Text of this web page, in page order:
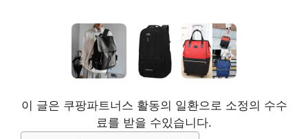
이 글은 쿠팡파트너스 활동의 일환으로 소정의 수수
료를 받을 수있습니다.